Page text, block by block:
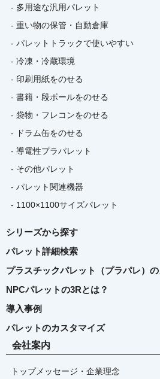
- 多用途な汎用パレット
- 重い物の保管・自動倉庫
- パレットトラックで使いやすい
- 冷凍・冷蔵環境
- 印刷用紙をのせる
- 書籍・段ボールをのせる
- 袋物・フレコンをのせる
- ドラム缶をのせる
- 導電性プラパレット
- その他パレット
- パレット関連機器
- 1100×1100サイズパレット
シリーズから探す
パレット詳細検索
プラスチックパレット（プラパレ）の
NPCパレットの3Rとは？
導入事例
パレットのカスタマイズ
会社案内
トップメッセージ・企業理念